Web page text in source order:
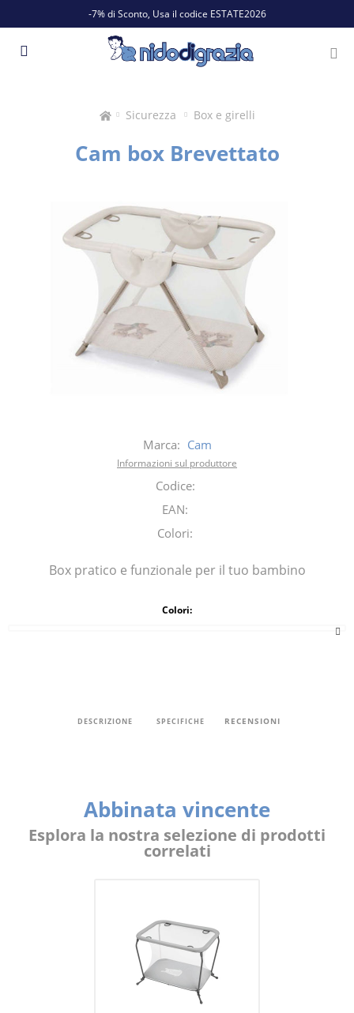
-7% di Sconto, Usa il codice ESTATE2026
Sicurezza Box e girelli
Cam box Brevettato
Marca: Cam
Informazioni sul produttore
Codice:
EAN:
Colori:
Box pratico e funzionale per il tuo bambino
Colori:
DESCRIZIONE SPECIFICHE RECENSIONI
Abbinata vincente
Esplora la nostra selezione di prodotti
correlati